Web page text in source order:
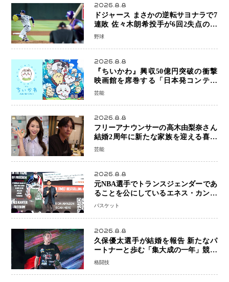
2026.8.8
ドジャース まさかの逆転サヨナラで7
連敗 佐々木朗希投手が6回2失点の力
投も勝利届かず、大谷翔平は好機で悔
野球
2026.8.8
『ちいかわ』興収50億円突破の衝撃
映画館を席巻する「日本発コンテン
ツ」の強さ スパイダーマン、モアナ
芸能
2026.8.8
フリーアナウンサーの高木由梨奈さん
結婚2周年に新たな家族を迎える喜び
を報告 夫・岸田タツヤさんと連名
芸能
2026.8.8
元NBA選手でトランスジェンダーであ
ることを公にしているエネス・カンタ
ーがWNBAドラフト参戦を表明「参加
の背景に女子スポーツを巡る議論
バスケット
2026.8.8
久保優太選手が結婚を報告 新たなパ
ートナーと歩む「集大成の一年」競技
生活を支える存在に感謝
格闘技